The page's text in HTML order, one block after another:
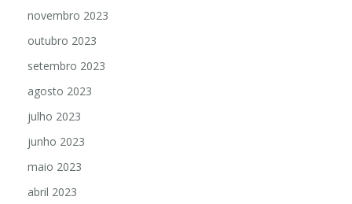
novembro 2023
outubro 2023
setembro 2023
agosto 2023
julho 2023
junho 2023
maio 2023
abril 2023